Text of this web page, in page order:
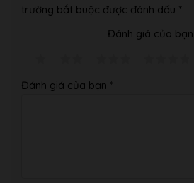
trường bắt buộc được đánh dấu *
Đánh giá của bạn
Đánh giá của bạn *